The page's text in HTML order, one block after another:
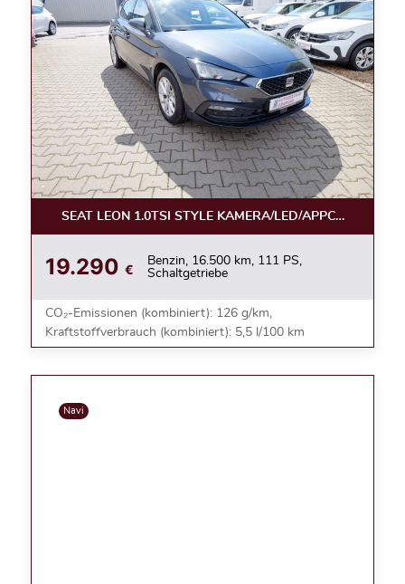
SEAT LEON 1.0TSI STYLE KAMERA/LED/APPC/ACC/
19.290 €
Benzin, 16.500 km, 111 PS,
Schaltgetriebe
CO₂-Emissionen (kombiniert): 126 g/km,
Kraftstoffverbrauch (kombiniert): 5,5 l/100 km
Navi